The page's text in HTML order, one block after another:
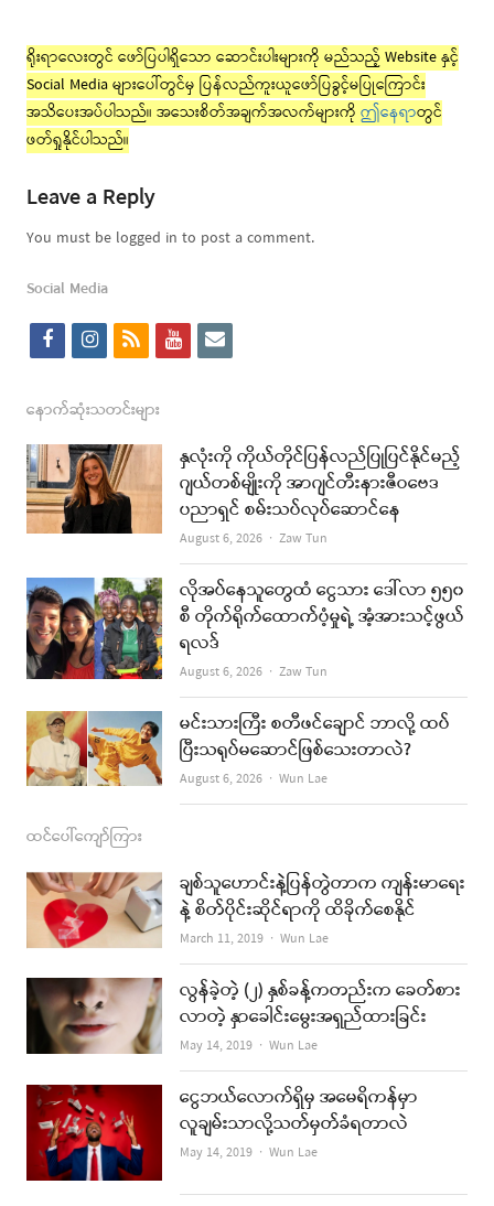
ရိုးရာလေးတွင် ဖော်ပြပါရှိသော ဆောင်းပါးများကို မည်သည့် Website နှင့်
Social Media များပေါ်တွင်မှ ပြန်လည်ကူးယူဖော်ပြခွင့်မပြုကြောင်း
အသိပေးအပ်ပါသည်။ အသေးစိတ်အချက်အလက်များကို ဤနေရာတွင်
ဖတ်ရှုနိုင်ပါသည်။
Leave a Reply
You must be logged in to post a comment.
Social Media
f
c
e
b
o
k
i
s
t
a
g
a
m
r
s
y
t
u
b
e
e
i
l
နောက်ဆုံးသတင်းများ
နှလုံးကို ကိုယ်တိုင်ပြန်လည်ပြုပြင်နိုင်မည့်
ဂျယ်တစ်မျိုးကို အာဂျင်တီးနားဇီဝဗေဒ
ပညာရှင် စမ်းသပ်လုပ်ဆောင်နေ
August 6, 2026 Author
Zaw Tun
လိုအပ်နေသူတွေထံ ငွေသား ဒေါ်လာ ၅၅၀
စီ တိုက်ရိုက်ထောက်ပံ့မှုရဲ့ အံ့အားသင့်ဖွယ်
ရလဒ်
August 6, 2026 Author
Zaw Tun
မင်းသားကြီး စတီဖင်ချောင် ဘာလို့ ထပ်
ပြီးသရုပ်မဆောင်ဖြစ်သေးတာလဲ?
August 6, 2026 Author
Wun Lae
ထင်ပေါ်ကျော်ကြား
ချစ်သူဟောင်းနဲ့ပြန်တွဲတာက ကျန်းမာရေး
နဲ့ စိတ်ပိုင်းဆိုင်ရာကို ထိခိုက်စေနိုင်
March 11, 2019 Author
Wun Lae
လွန်ခဲ့တဲ့ (၂) နှစ်ခန့်ကတည်းက ခေတ်စား
လာတဲ့ နှာခေါင်းမွေးအရှည်ထားခြင်း
May 14, 2019 Author
Wun Lae
ငွေဘယ်လောက်ရှိမှ အမေရိကန်မှာ
လူချမ်းသာလို့သတ်မှတ်ခံရတာလဲ
May 14, 2019 Author
Wun Lae